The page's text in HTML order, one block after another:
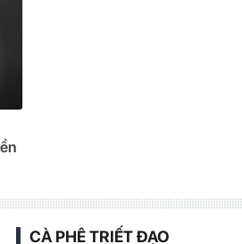
CÀ PHÊ TRIẾT ĐẠO